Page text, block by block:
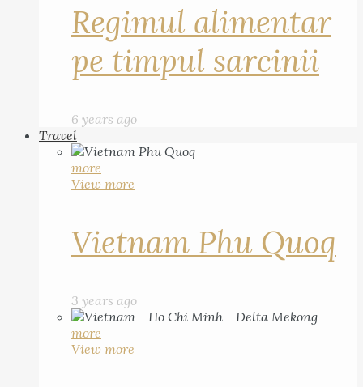
Regimul alimentar
pe timpul sarcinii
6 years ago
Travel
more
View more
Vietnam Phu Quoq
3 years ago
more
View more